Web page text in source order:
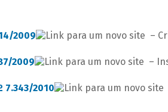
2009 –
2009 –
7.343/2010